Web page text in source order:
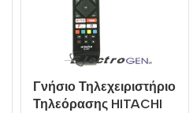
Γνήσιο Τηλεχειριστήριο
Τηλεόρασης HITACHI